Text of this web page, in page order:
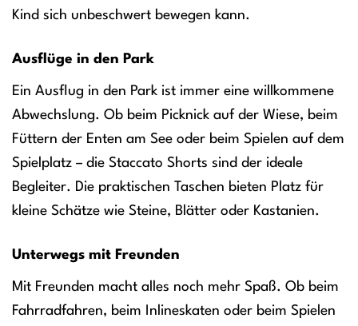
Kind sich unbeschwert bewegen kann.
Ausflüge in den Park
Ein Ausflug in den Park ist immer eine willkommene
Abwechslung. Ob beim Picknick auf der Wiese, beim
Füttern der Enten am See oder beim Spielen auf dem
Spielplatz – die Staccato Shorts sind der ideale
Begleiter. Die praktischen Taschen bieten Platz für
kleine Schätze wie Steine, Blätter oder Kastanien.
Unterwegs mit Freunden
Mit Freunden macht alles noch mehr Spaß. Ob beim
Fahrradfahren, beim Inlineskaten oder beim Spielen